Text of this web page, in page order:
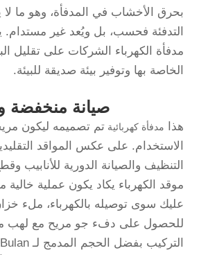
بحرق الأخشاب في المدفأة، وهو ما لا
التدفئة فحسب، بل ويُعد غير
مدفأة الكهرباء الشركات على تقليل
الخاصة بها وتوفير بيئة صديقة للبيئة.
صيانة منخفضة
هذا مدفأة كهربائية تم تصميمه ليكون
الاستخدام. على عكس المواقد
التنظيف والصيانة الدورية للأنابيب
موقد الكهرباء يكاد يكون عملية خالية
عليك سوى توصيله بالكهرباء، ملء
للحصول على دفء جو مريح مع لهب